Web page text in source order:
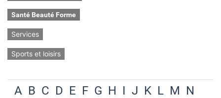
Santé Beauté Forme
Services
Sports et loisirs
A B C D E F G H I J K L M N